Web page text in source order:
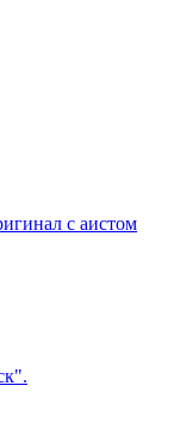
с аистом